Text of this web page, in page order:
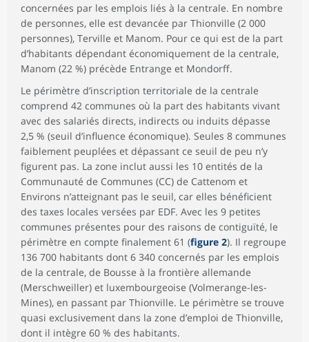
concernées par les emplois liés à la centrale. En nombre
de personnes, elle est devancée par Thionville (2 000
personnes), Terville et Manom. Pour ce qui est de la part
d’habitants dépendant économiquement de la centrale,
Manom (22 %) précède Entrange et Mondorff.
Le périmètre d’inscription territoriale de la centrale
comprend 42 communes où la part des habitants vivant
avec des salariés directs, indirects ou induits dépasse
2,5 % (seuil d’influence économique). Seules 8 communes
faiblement peuplées et dépassant ce seuil de peu n’y
figurent pas. La zone inclut aussi les 10 entités de la
Communauté de Communes (CC) de Cattenom et
Environs n’atteignant pas le seuil, car elles bénéficient
des taxes locales versées par EDF. Avec les 9 petites
communes présentes pour des raisons de contiguïté, le
périmètre en compte finalement 61 (figure 2). Il regroupe
136 700 habitants dont 6 340 concernés par les emplois
de la centrale, de Bousse à la frontière allemande
(Merschweiller) et luxembourgeoise (Volmerange-les-
Mines), en passant par Thionville. Le périmètre se trouve
quasi exclusivement dans la zone d’emploi de Thionville,
dont il intègre 60 % des habitants.